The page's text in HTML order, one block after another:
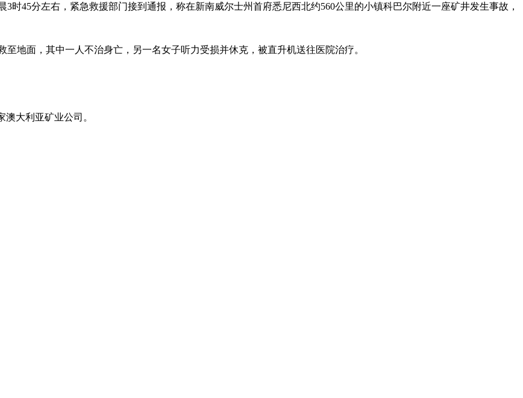
时45分左右，紧急救援部门接到通报，称在新南威尔士州首府悉尼西北约560公里的小镇科巴尔附近一座矿井发生事故，
地面，其中一人不治身亡，另一名女子听力受损并休克，被直升机送往医院治疗。
大利亚矿业公司。